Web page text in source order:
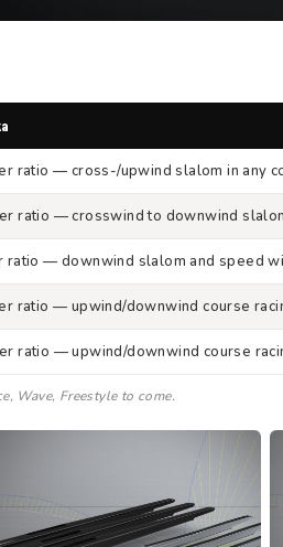
ratio — cross-/upwind slalom in any
ratio — crosswind to downwind
ratio — downwind slalom and speed
ratio — upwind/downwind course
ratio — upwind/downwind course
Wave, Freestyle to come.